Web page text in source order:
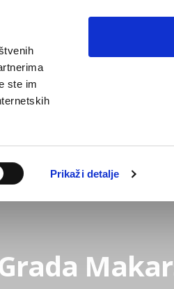
ste im
Prikaži detalje